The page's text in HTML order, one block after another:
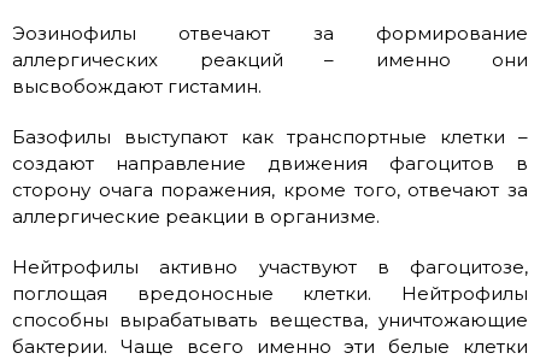
Эозинофилы отвечают за формирование
аллергических реакций – именно они
высвобождают гистамин.
Базофилы выступают как транспортные клетки –
создают направление движения фагоцитов в
сторону очага поражения, кроме того, отвечают за
аллергические реакции в организме.
Нейтрофилы активно участвуют в фагоцитозе,
поглощая вредоносные клетки. Нейтрофилы
способны вырабатывать вещества, уничтожающие
бактерии. Чаще всего именно эти белые клетки